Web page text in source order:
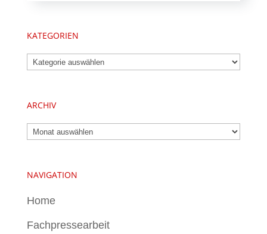
KATEGORIEN
Kategorien
ARCHIV
Archiv
NAVIGATION
Home
Fachpressearbeit